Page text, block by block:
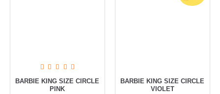
BARBIE KING SIZE CIRCLE
PINK
BARBIE KING SIZE CIRCLE
VIOLET